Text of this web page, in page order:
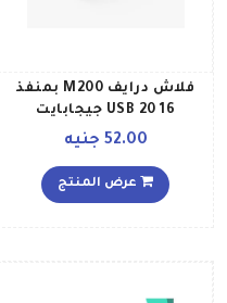
فلاش درايف M200 بمنفذ
USB 20 16 جيجابايت
52.00 جنيه
عرض المنتج